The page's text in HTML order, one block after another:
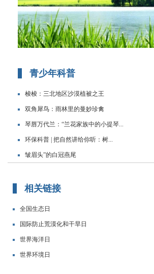
青少年科普
梭梭：三北地区沙漠植被之王
双角犀鸟：雨林里的曼妙珍禽
琴唇万代兰：“兰花家族中的小提琴...
环保科普 | 把自然讲给你听：树...
皱眉头”的白冠燕尾
相关链接
全国生态日
国际防止荒漠化和干旱日
世界海洋日
世界环境日